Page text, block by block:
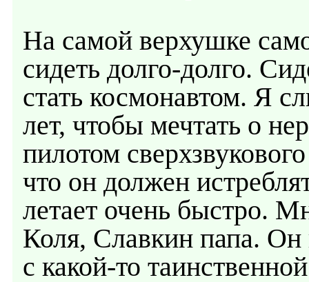
На самой верхушке
сидеть долго-долго.
стать космонавтом. Я
лет, чтобы мечтать о
пилотом
что он должен
летает очень быстро.
Коля, Славкин папа. Он
с какой-то